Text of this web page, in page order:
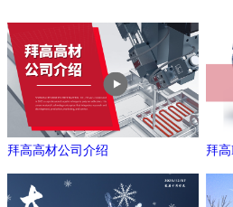
拜高高材公司介绍 拜